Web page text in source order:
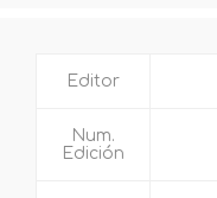
Editor
Num.
Edición